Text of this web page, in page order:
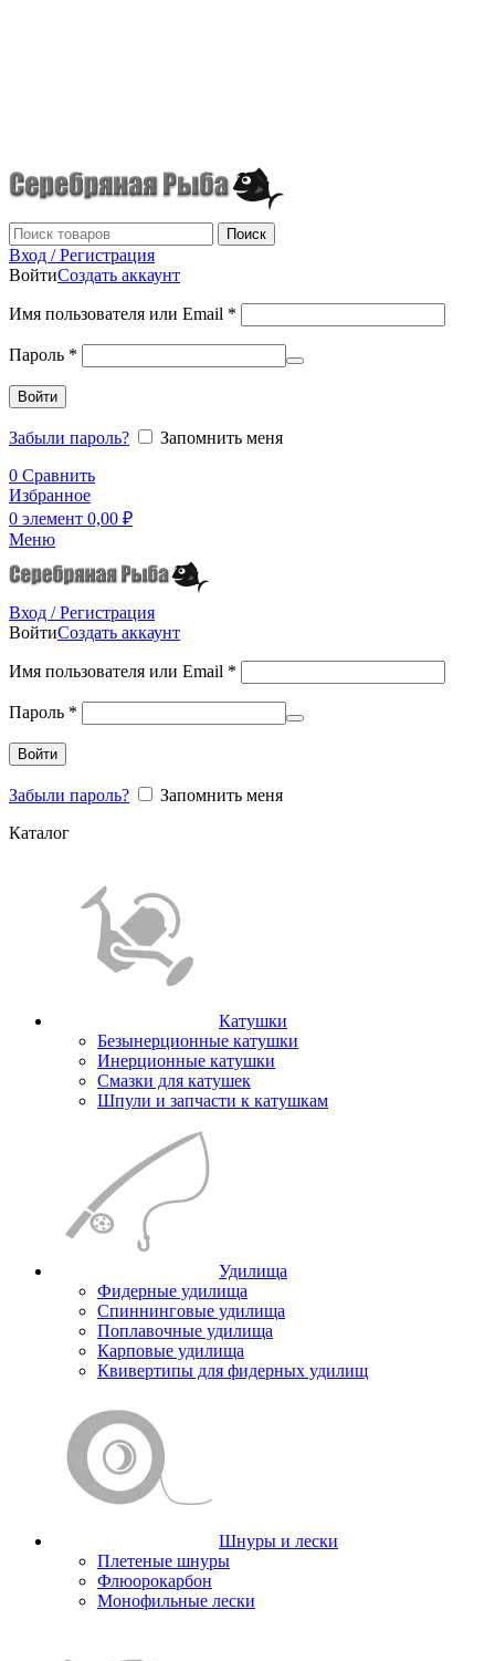
Поиск
Вход / Регистрация
ВойтиСоздать аккаунт
Имя пользователя или Email *
Пароль *
Войти
Забыли пароль?
Запомнить меня
0 Сравнить
Избранное
0 элемент 0,00 ₽
Меню
Вход / Регистрация
ВойтиСоздать аккаунт
Имя пользователя или Email *
Пароль *
Войти
Забыли пароль?
Запомнить меня
Каталог
Катушки
Безынерционные катушки
Инерционные катушки
Смазки для катушек
Шпули и запчасти к катушкам
Удилища
Фидерные удилища
Спиннинговые удилища
Поплавочные удилища
Карповые удилища
Квивертипы для фидерных удилищ
Шнуры и лески
Плетеные шнуры
Флюорокарбон
Монофильные лески